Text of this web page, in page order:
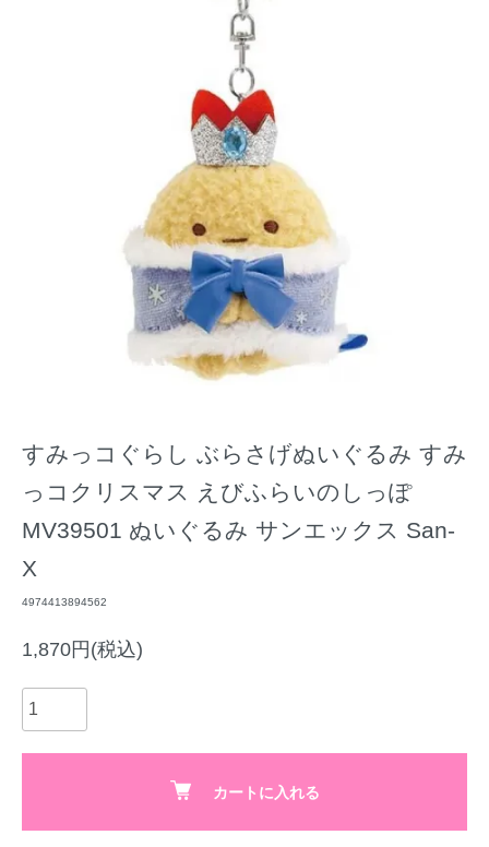
すみっコぐらし ぶらさげぬいぐるみ すみ
っコクリスマス えびふらいのしっぽ
MV39501 ぬいぐるみ サンエックス San-
X
4974413894562
1,870円(税込)
カートに入れる